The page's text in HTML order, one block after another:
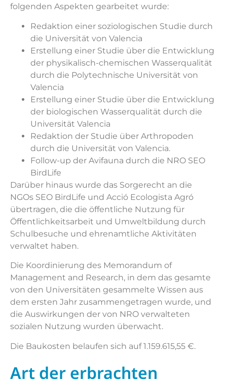
folgenden Aspekten gearbeitet wurde:
Redaktion einer soziologischen Studie durch
die Universität von Valencia
Erstellung einer Studie über die Entwicklung
der physikalisch-chemischen Wasserqualität
durch die Polytechnische Universität von
Valencia
Erstellung einer Studie über die Entwicklung
der biologischen Wasserqualität durch die
Universität Valencia
Redaktion der Studie über Arthropoden
durch die Universität von Valencia.
Follow-up der Avifauna durch die NRO SEO
BirdLife
Darüber hinaus wurde das Sorgerecht an die
NGOs SEO BirdLife und Acció Ecologista Agró
übertragen, die die öffentliche Nutzung für
Öffentlichkeitsarbeit und Umweltbildung durch
Schulbesuche und ehrenamtliche Aktivitäten
verwaltet haben.
Die Koordinierung des Memorandum of
Management and Research, in dem das gesamte
von den Universitäten gesammelte Wissen aus
dem ersten Jahr zusammengetragen wurde, und
die Auswirkungen der von NRO verwalteten
sozialen Nutzung wurden überwacht.
Die Baukosten belaufen sich auf 1.159.615,55 €.
Art der erbrachten